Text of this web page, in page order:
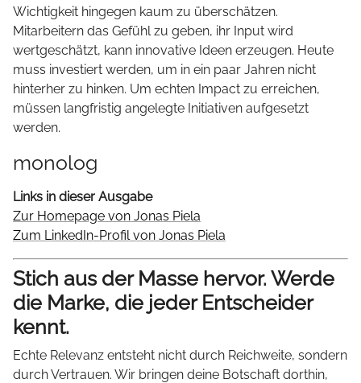
Wichtigkeit hingegen kaum zu überschätzen.
Mitarbeitern das Gefühl zu geben, ihr Input wird
wertgeschätzt, kann innovative Ideen erzeugen. Heute
muss investiert werden, um in ein paar Jahren nicht
hinterher zu hinken. Um echten Impact zu erreichen,
müssen langfristig angelegte Initiativen aufgesetzt
werden.
monolog
Links in dieser Ausgabe
Zur Homepage von Jonas Piela
Zum LinkedIn-Profil von Jonas Piela
Stich aus der Masse hervor. Werde
die Marke, die jeder Entscheider
kennt.
Echte Relevanz entsteht nicht durch Reichweite, sondern
durch Vertrauen. Wir bringen deine Botschaft dorthin,